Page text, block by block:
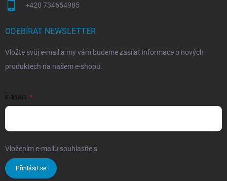
+420 734654985
ODEBÍRAT NEWSLETTER
Vložte svůj e-mail a my vám budeme zasílat informace o nových
produktech na našem e-shopu.
E-MAIL
Vložením e-mailu souhlasíte s
Přihlásit se